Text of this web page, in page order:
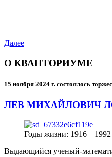
Далее
О КВАНТОРИУМЕ
15 ноября 2024 г. состоялось
ЛЕВ МИХАЙЛОВИЧ
Годы жизни: 1916 – 1992
Выдающийся ученый-